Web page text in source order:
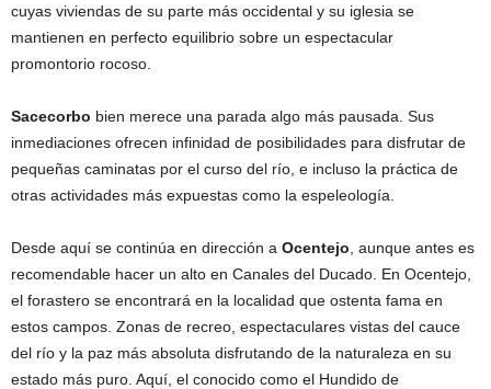
cuyas viviendas de su parte más occidental y su iglesia se
mantienen en perfecto equilibrio sobre un espectacular
promontorio rocoso.
Sacecorbo bien merece una parada algo más pausada. Sus
inmediaciones ofrecen infinidad de posibilidades para disfrutar de
pequeñas caminatas por el curso del río, e incluso la práctica de
otras actividades más expuestas como la espeleología.
Desde aquí se continúa en dirección a Ocentejo , aunque antes es
recomendable hacer un alto en Canales del Ducado. En Ocentejo,
el forastero se encontrará en la localidad que ostenta fama en
estos campos. Zonas de recreo, espectaculares vistas del cauce
del río y la paz más absoluta disfrutando de la naturaleza en su
estado más puro. Aquí, el conocido como el Hundido de